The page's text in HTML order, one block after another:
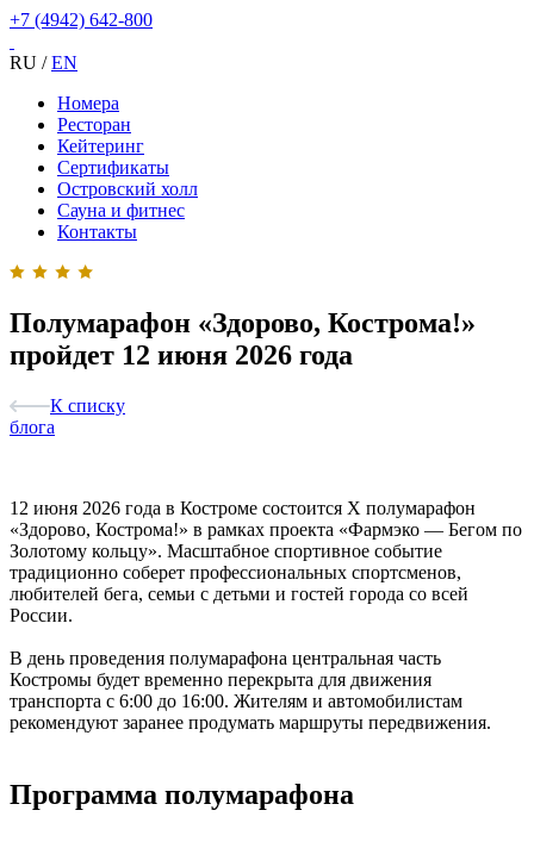
+7 (4942) 642-800
RU /EN
Номера
Ресторан
Кейтеринг
Сертификаты
Островский холл
Сауна и фитнес
Контакты
Полумарафон «Здорово, Кострома!»
пройдет 12 июня 2026 года
К списку
блога
12 июня 2026 года в Костроме состоится X полумарафон
«Здорово, Кострома!» в рамках проекта «Фармэко — Бегом по
Золотому кольцу». Масштабное спортивное событие
традиционно соберет профессиональных спортсменов,
любителей бега, семьи с детьми и гостей города со всей
России.
В день проведения полумарафона центральная часть
Костромы будет временно перекрыта для движения
транспорта с 6:00 до 16:00. Жителям и автомобилистам
рекомендуют заранее продумать маршруты передвижения.
Программа полумарафона